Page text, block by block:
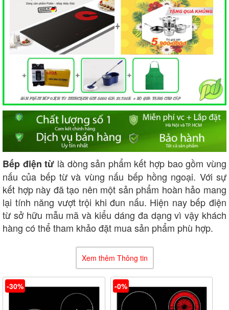
Bếp điện từ là dòng sản phẩm kết hợp bao gồm vùng
nấu của bếp từ và vùng nấu bếp hồng ngoại. Với sự
kết hợp này đã tạo nên một sản phẩm hoàn hảo mang
lại tính năng vượt trội khi đun nấu. Hiện nay bếp điện
từ sở hữu mẫu mã và kiểu dáng đa dạng vì vậy khách
hàng có thể tham khảo đặt mua sản phẩm phù hợp.
Hiện nay bếp điện từ bao gồm 2 dòng cơ bản: Bếp
điện từ 2 vùng nấu và bếp điện từ 4 vùng nấu. Tùy
theo điều kiện sinh hoạt của từng gia đình cũng như
phù hợp với nhu cầu khách hàng có thể lựa chọn sản
phẩm ưng ý. Nếu quý khách muốn tìm kiếm sản phẩm
Xem thêm Thông tin
-30% -0%